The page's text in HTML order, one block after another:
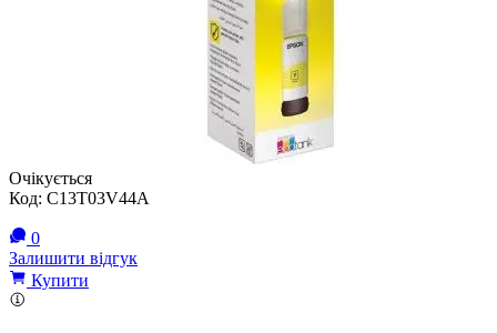
Очікується
Код: C13T03V44A
0
Залишити відгук
Купити